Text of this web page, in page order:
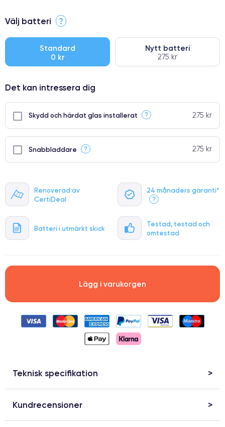
Renoverad av
CertiDeal
24 månaders garanti*
?
Batteri i utmärkt skick
Testad, testad och
omtestad
⭐ Premium
● Oklanderlig kvalitetsskärm
● Endast 5% av våra telefoner har premiumklassning
Välj batteri ?
Standard
0 kr
Nytt batteri
275 kr
Det kan intressera dig
Skydd och härdat glas installerat ? 275 kr
Snabbladdare ? 275 kr
Lägg i varukorgen
Teknisk specifikation
Kundrecensioner